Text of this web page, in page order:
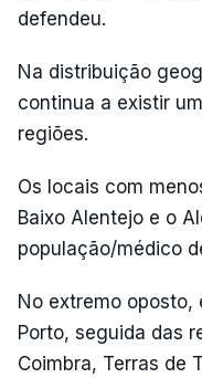
defendeu.
Na distribuição
continua a existir
regiões.
Os locais com
Baixo Alentejo e o
população/médico
No extremo
Porto, seguida das
Coimbra, Terras de